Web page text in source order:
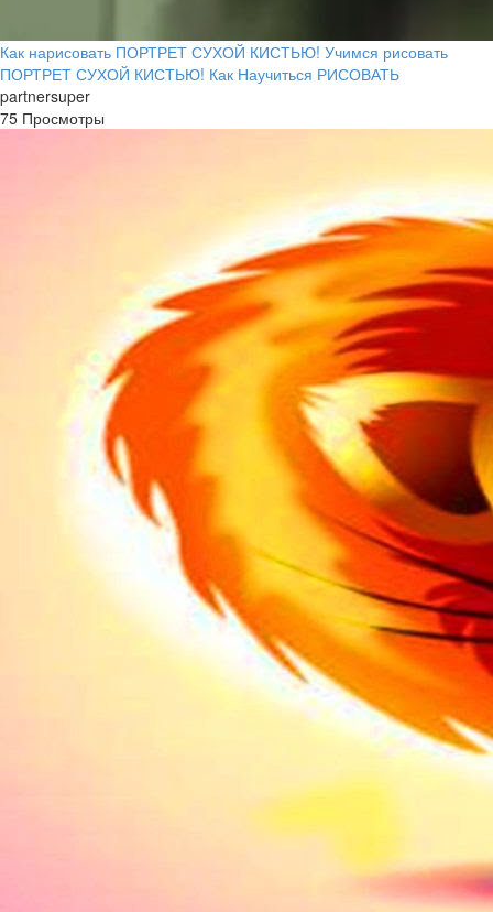
Как нарисовать ПОРТРЕТ СУХОЙ КИСТЬЮ! Учимся рисовать
ПОРТРЕТ СУХОЙ КИСТЬЮ! Как Научиться РИСОВАТЬ
partnersuper
75 Просмотры